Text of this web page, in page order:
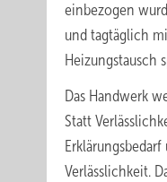
einbezogen
und tagtäglich
Heizungstausch
Das Handwerk
Statt
Verlässlichkeit.